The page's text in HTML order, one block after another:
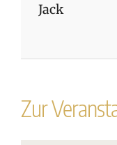
Jack
Zur